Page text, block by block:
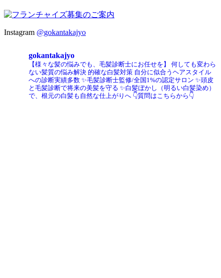
Instagram @gokantakajyo
gokantakajyo
【様々な髪の悩みでも、毛髪診断士にお任せを】
何しても変わら
ない髪質の悩み解決 的確な白髪対策 自分に似合うヘアスタイル
への診断実績多数 ✨毛髪診断士監修/全国1%の認定サロン ✨頭皮
と毛髪診断で将来の美髪を守る ✨白髪ぼかし（明るい白髪染め）
で、根元の白髪も自然な仕上がりへ 👇質問はこちらから👇